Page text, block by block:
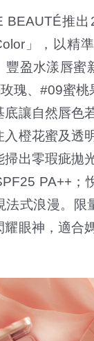
推出
」，以精
豐盈水漾唇蜜
瑰、#09蜜桃
底讓自然唇色
入橙花蜜及透
掃出零瑕疵拋
PA++；
法式浪漫。限
耀眼神，適合